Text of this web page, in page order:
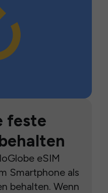
feste
eSIM
Smartphone als
behalten. Wenn